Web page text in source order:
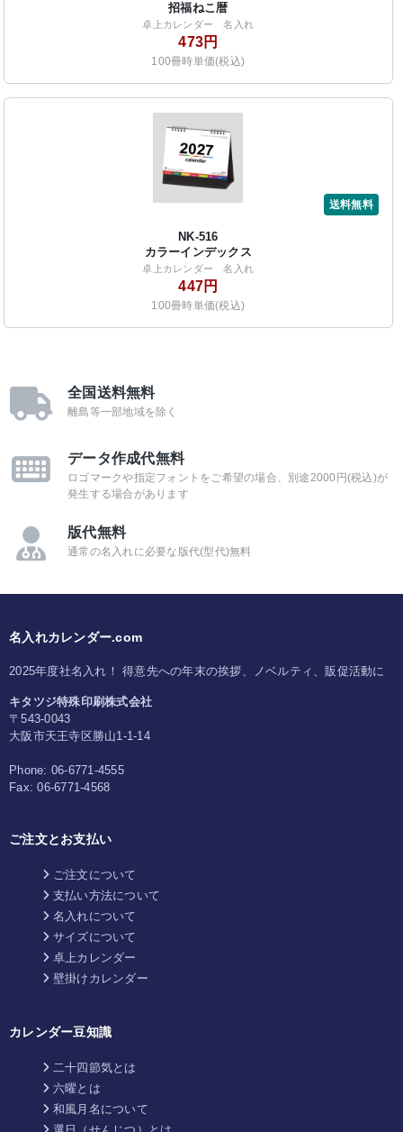
招福ねこ暦
卓上カレンダー 名入れ
473円
100冊時単価(税込)
送料無料
NK-516
カラーインデックス
卓上カレンダー 名入れ
447円
100冊時単価(税込)
全国送料無料
離島等一部地域を除く
データ作成代無料
ロゴマークや指定フォントをご希望の場合、別途2000円(税込)が
発生する場合があります
版代無料
通常の名入れに必要な版代(型代)無料
名入れカレンダー.com
2025年度社名入れ！ 得意先への年末の挨拶、ノベルティ、販促活動に
キタツジ特殊印刷株式会社
〒543-0043
大阪市天王寺区勝山1-1-14
Phone: 06-6771-4555
Fax: 06-6771-4568
ご注文とお支払い
ご注文について
支払い方法について
名入れについて
サイズについて
卓上カレンダー
壁掛けカレンダー
カレンダー豆知識
二十四節気とは
六曜とは
和風月名について